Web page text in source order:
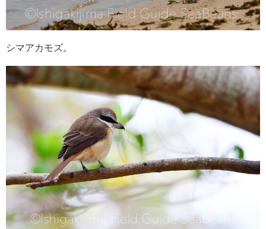
シマアカモズ。